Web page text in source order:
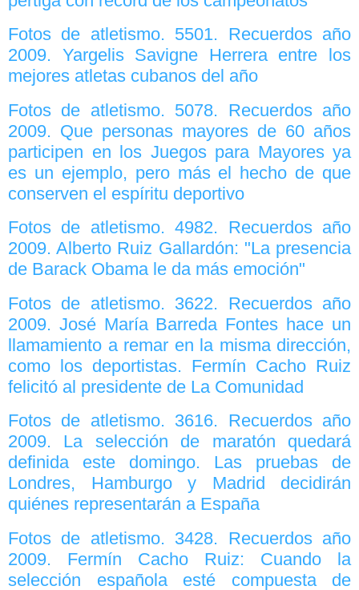
Fotos de atletismo. 5501. Recuerdos año
2009. Yargelis Savigne Herrera entre los
mejores atletas cubanos del año
Fotos de atletismo. 5078. Recuerdos año
2009. Que personas mayores de 60 años
participen en los Juegos para Mayores ya
es un ejemplo, pero más el hecho de que
conserven el espíritu deportivo
Fotos de atletismo. 4982. Recuerdos año
2009. Alberto Ruiz Gallardón: "La presencia
de Barack Obama le da más emoción"
Fotos de atletismo. 3622. Recuerdos año
2009. José María Barreda Fontes hace un
llamamiento a remar en la misma dirección,
como los deportistas. Fermín Cacho Ruiz
felicitó al presidente de La Comunidad
Fotos de atletismo. 3616. Recuerdos año
2009. La selección de maratón quedará
definida este domingo. Las pruebas de
Londres, Hamburgo y Madrid decidirán
quiénes representarán a España
Fotos de atletismo. 3428. Recuerdos año
2009. Fermín Cacho Ruiz: Cuando la
selección española esté compuesta de